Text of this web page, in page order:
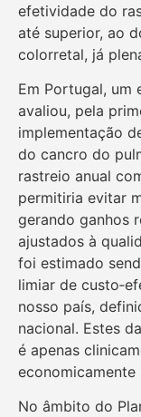
efetividade do
até superior, ao
colorretal, já
Em Portugal, um
avaliou, pela
implementação
do cancro do
rastreio anual
permitiria evitar
gerando ganhos
ajustados à
foi estimado
limiar de
nosso país,
nacional. Estes
é apenas
economicamente
No âmbito do